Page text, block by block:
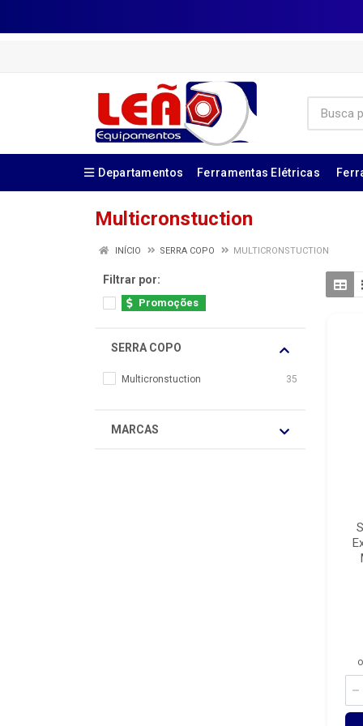
Departamentos Ferramentas Elétricas
Multicronstuction
INÍCIO SERRA COPO MULTICRONSTUCTION
Filtrar por:
Promoções
SERRA COPO
Multicronstuction 35
MARCAS